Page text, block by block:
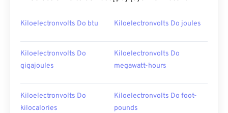
Kiloelectronvolts Do btu Kiloelectronvolts Do joules
Kiloelectronvolts Do
gigajoules
Kiloelectronvolts Do
megawatt-hours
Kiloelectronvolts Do
kilocalories
Kiloelectronvolts Do foot-
pounds